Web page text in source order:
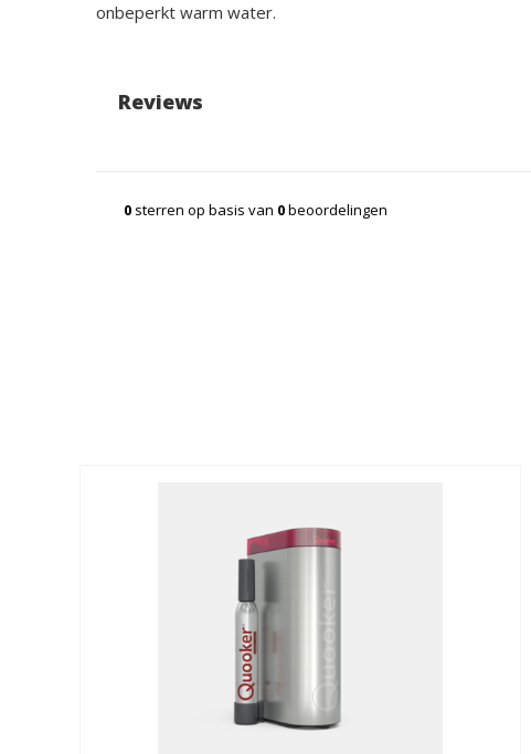
onbeperkt warm water.
Reviews
0 sterren op basis van 0beoordelingen